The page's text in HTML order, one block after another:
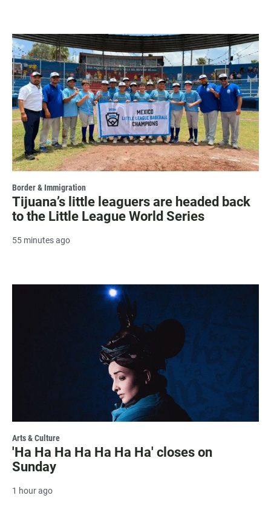
Border & Immigration
Tijuana’s little leaguers are headed back
to the Little League World Series
55 minutes ago
Arts & Culture
'Ha Ha Ha Ha Ha Ha Ha' closes on
Sunday
1 hour ago